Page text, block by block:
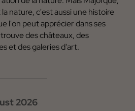
nature, c'est aussi une histoire
l'on peut apprécier dans ses
des châteaux, des
et des galeries d'art.
2026